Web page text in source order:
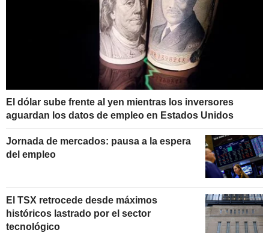
El dólar sube frente al yen mientras los inversores
aguardan los datos de empleo en Estados Unidos
Jornada de mercados: pausa a la espera
del empleo
El TSX retrocede desde máximos
históricos lastrado por el sector
tecnológico